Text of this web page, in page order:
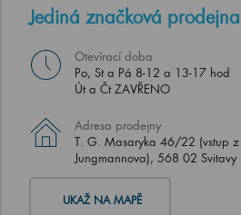
Jediná značková
Otevírací doba
Po, St a Pá 8-12 a 13-17 hod
Út a Čt ZAVŘENO
Adresa prodejny
T. G. Masaryka 46/22 (vstup z
Jungmannova), 568 02 Svitavy
UKAŽ NA MAPĚ